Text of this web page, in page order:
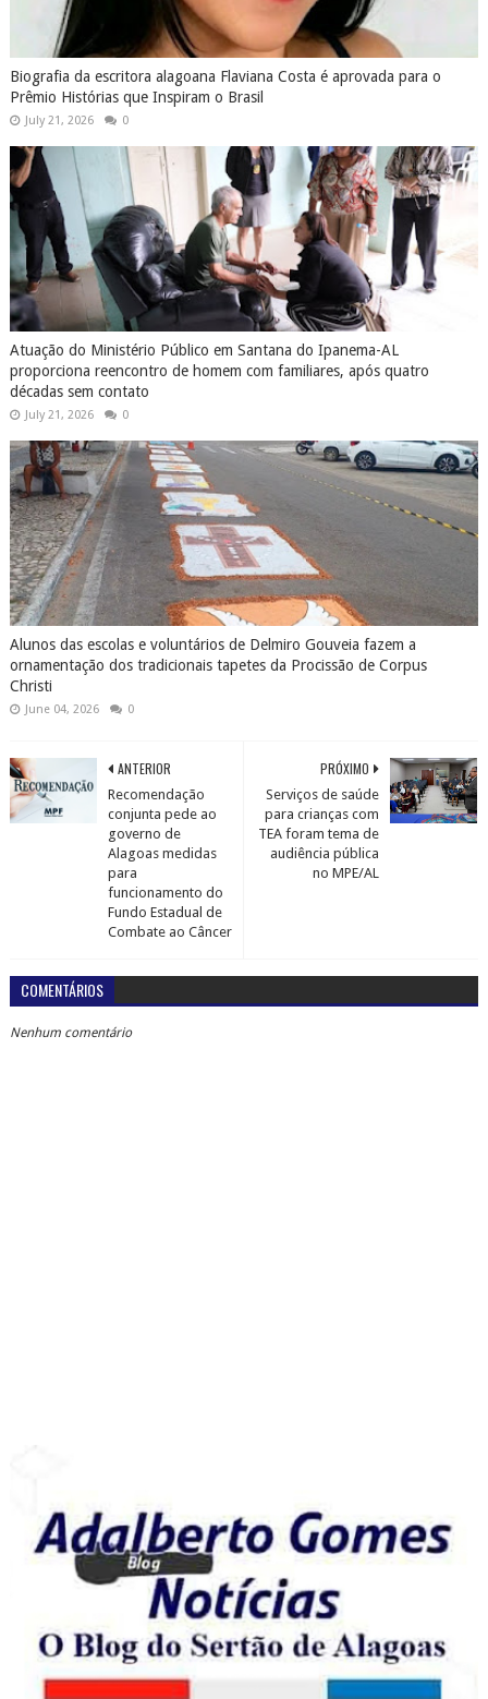
Biografia da escritora alagoana Flaviana Costa é aprovada para o
Prêmio Histórias que Inspiram o Brasil
July 21, 2026 0
Atuação do Ministério Público em Santana do Ipanema-AL
proporciona reencontro de homem com familiares, após quatro
décadas sem contato
July 21, 2026 0
Alunos das escolas e voluntários de Delmiro Gouveia fazem a
ornamentação dos tradicionais tapetes da Procissão de Corpus
Christi
June 04, 2026 0
PRÓXIMO
Serviços de saúde
para crianças com
TEA foram tema de
audiência pública
no MPE/AL
ANTERIOR
Recomendação
conjunta pede ao
governo de
Alagoas medidas
para
funcionamento do
Fundo Estadual de
Combate ao Câncer
COMENTÁRIOS
Nenhum comentário